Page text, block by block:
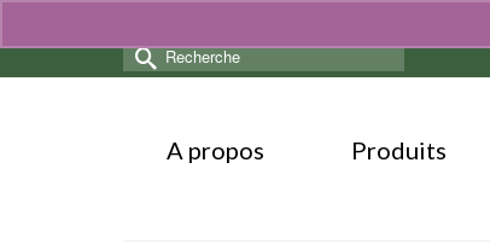
Rechercher :
A propos Produits